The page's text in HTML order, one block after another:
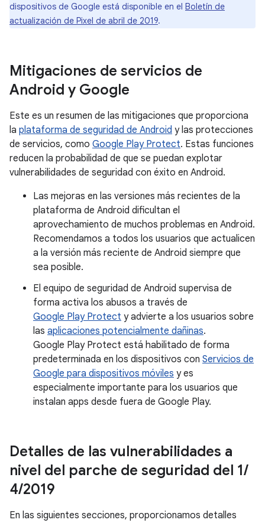
dispositivos de Google está disponible en el Boletín de
actualización de Pixel de abril de 2019.
Mitigaciones de servicios de
Android y Google
Este es un resumen de las mitigaciones que proporciona
la plataforma de seguridad de Android y las protecciones
de servicios, como Google Play Protect. Estas funciones
reducen la probabilidad de que se puedan explotar
vulnerabilidades de seguridad con éxito en Android.
Las mejoras en las versiones más recientes de la
plataforma de Android dificultan el
aprovechamiento de muchos problemas en Android.
Recomendamos a todos los usuarios que actualicen
a la versión más reciente de Android siempre que
sea posible.
El equipo de seguridad de Android supervisa de
forma activa los abusos a través de
Google Play Protect y advierte a los usuarios sobre
las aplicaciones potencialmente dañinas.
Google Play Protect está habilitado de forma
predeterminada en los dispositivos con Servicios de
Google para dispositivos móviles y es
especialmente importante para los usuarios que
instalan apps desde fuera de Google Play.
Detalles de las vulnerabilidades a
nivel del parche de seguridad del 1/
4/2019
En las siguientes secciones, proporcionamos detalles